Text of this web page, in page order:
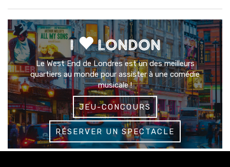
I LONDON
Le West End de Londres est un des meilleurs
quartiers au monde pour assister à une comédie
musicale !
JEU-CONCOURS
RÉSERVER UN SPECTACLE